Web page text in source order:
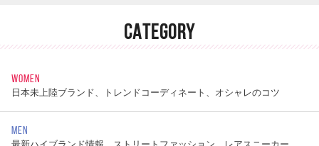
CATEGORY
WOMEN
日本未上陸ブランド、トレンドコーディネート、オシャレのコツ
MEN